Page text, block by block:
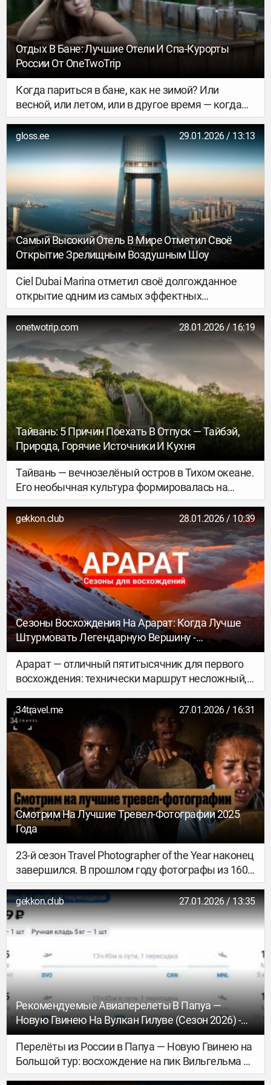
путешественнику многое покажется
непривычным. Но именно эта смелость делает
китайскую кухню интересной: она не
подстраивается под туристов и отражает
климат, историю и характер каждого региона.
Отдых В Бане: Лучшие Отели И Спа-Курорты
России От OneTwoTrip
Когда париться в бане, как не зимой? Или
весной, или летом, или в другое время — когда
бы вы ни читали эту статью, лучшее время — это
сейчас. Представьте: аромат берёзового веника,
потрескивание дров, травяной чай из самовара…
Подготовили для вас подборку классных отелей
с топовыми банными комплексами — есть и
камерные бутик-отели в Подмосковье, и
роскошные спа-курорты на море и в горах.
gloss.ee 29.01.2026 / 13:13
Самый Высокий Отель В Мире Отметил Своё
Открытие Зрелищным Воздушным Шоу
Ciel Dubai Marina отметил своё долгожданное
открытие одним из самых эффектных
воздушных шоу в истории города. В партнёрстве
с XDubai и Департаментом экономики и туризма
Дубая (DET) самый высокий отель в мире
превратил небо над Dubai Marina в сцену для
зрелищного и точно выверенного вингсьют-
трюка.
onetwotrip.com 28.01.2026 / 16:19
Тайвань: 5 Причин Поехать В Отпуск — Тайбэй,
Природа, Горячие Источники И Кухня
Тайвань — вечнозелёный остров в Тихом океане.
Его необычная культура формировалась на
пересечении нескольких исторических линий:
австронезийского наследия коренных народов,
японского колониального периода и
политического разделения с материковым
Китаем после 1949 года.
gekkon.club 28.01.2026 / 10:39
Сезоны Восхождения На Арарат: Когда Лучше
Штурмовать Легендарную Вершину -
GEKKON.CLUB ТУР
Арарат — отличный пятитысячник для первого
восхождения: технически маршрут несложный,
но высота и погода остаются главными
факторами риска. Правильный выбор сезона
для решает почти всё — даже в «хорошие»
месяцы здесь возможны холод, сильный ветер и
осадки. В этом материале коротко разберём
сезоны восхождения на Арарат, чтобы выбрать
оптимальное окно.
34travel.me 27.01.2026 / 16:31
Смотрим На Лучшие Тревел-Фотографии 2025
Года
23-й сезон Travel Photographer of the Year наконец
завершился. В прошлом году фотографы из 160
стран прислали на конкурс более 20 000
удивительных снимков. Экспертное жюри
выбрало своих фаворитов. А мы – своих (из
победителей). Работами последних делимся в
на новые путешествия!
gekkon.club 27.01.2026 / 13:35
Рекомендуемые Авиаперелеты В Папуа —
Новую Гвинею На Вулкан Гилуве (сезон 2026) -
GEKKON.CLUB ТУР
Перелёты из России в Папуа — Новую Гвинею на
Большой тур: восхождение на пик Вильгельма и
вулкан Гилуве (06.06.2026 — 16.06.2026) почти